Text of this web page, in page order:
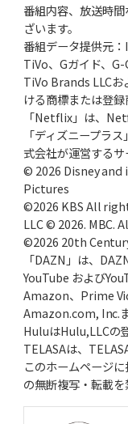
番組内容、放送時
ざいます。
番組データ提供元
TiVo、Gガイド、
TiVo Brands LLCお
ける商標または登録
「Netflix」は、
「ディズニープラ
式会社が運営するサ
© 2026 Disney
Pictures
©2026 KBS All
LLC © 2026. MBC.
©2026 20th
「DAZN」は、
YouTube および
Amazon、Prime
Amazon.com, Inc.
HuluはHulu,LLCの
TELASAは、
このホームページ
の無断複写・転載を